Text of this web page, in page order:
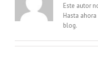
Este autor
Hasta
blog.